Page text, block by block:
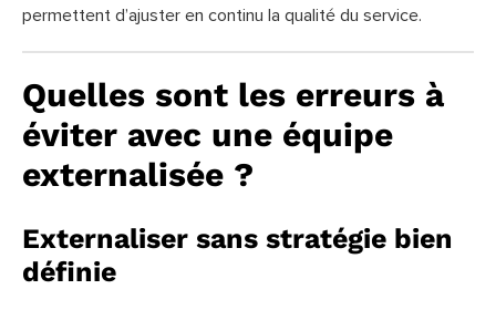
permettent d’ajuster en continu la qualité du service.
Quelles sont les erreurs à
éviter avec une équipe
externalisée ?
Externaliser sans stratégie bien
définie